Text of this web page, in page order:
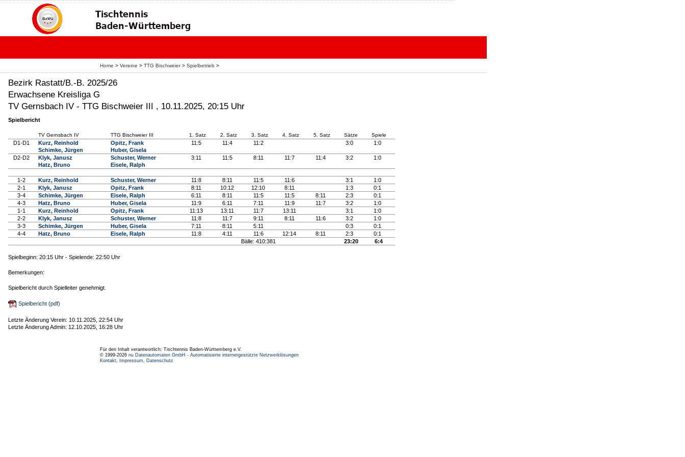
Home > Vereine > TTG Bischweier> Spielbetrieb >
Bezirk Rastatt/B.-B. 2025/26
Erwachsene Kreisliga G
TV Gernsbach IV - TTG Bischweier III , 10.11.2025, 20:15 Uhr
Spielbericht
TV Gernsbach IV TTG Bischweier III 1. Satz 2. Satz 3. Satz 4. Satz 5. Satz Sätze Spiele
D1-D1
Kurz, Reinhold
Schimke, Jürgen
Opitz, Frank
Huber, Gisela
11:5 11:4 11:2 3:0 1:0
D2-D2
Klyk, Janusz
Hatz, Bruno
Schuster, Werner
Eisele, Ralph
3:11 11:5 8:11 11:7 11:4 3:2 1:0
1-2 Kurz, Reinhold Schuster, Werner 11:8 8:11 11:5 11:6 3:1
1:0
2-1
Klyk, Janusz Opitz, Frank 8:11 10:12 12:10 8:11 1:3
0:1
3-4
Schimke, Jürgen Eisele, Ralph 6:11 8:11 11:5 11:5 8:11 2:3
0:1
4-3
Hatz, Bruno Huber, Gisela 11:9 6:11 7:11 11:9 11:7 3:2
1:0
1-1
Kurz, Reinhold Opitz, Frank 11:13 13:11 11:7 13:11 3:1
1:0
2-2
Klyk, Janusz Schuster, Werner 11:8 11:7 9:11 8:11 11:6 3:2
1:0
3-3
Schimke, Jürgen Huber, Gisela 7:11 8:11 5:11 0:3
0:1
4-4
Hatz, Bruno Eisele, Ralph 11:8 4:11 11:6 12:14 8:11 2:3
0:1
Bälle: 410:381
23:20 6:4
Spielbeginn: 20:15 Uhr - Spielende: 22:50 Uhr
Bemerkungen:
Spielbericht durch Spielleiter genehmigt.
Spielbericht (pdf)
Letzte Änderung Verein: 10.11.2025, 22:54 Uhr
Letzte Änderung Admin: 12.10.2025, 16:28 Uhr
Für den Inhalt verantwortlich: Tischtennis Baden-Württemberg e.V.
© 1999-2026 nu Datenautomaten GmbH - Automatisierte internetgestützte Netzwerklösungen
Kontakt, Impressum, Datenschutz